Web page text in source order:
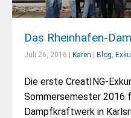
Das Rheinhafen-
Juli 26, 2016 | Karen Blog,
Die erste CreatING-
Sommersemester 2016
Dampfkraftwerk in